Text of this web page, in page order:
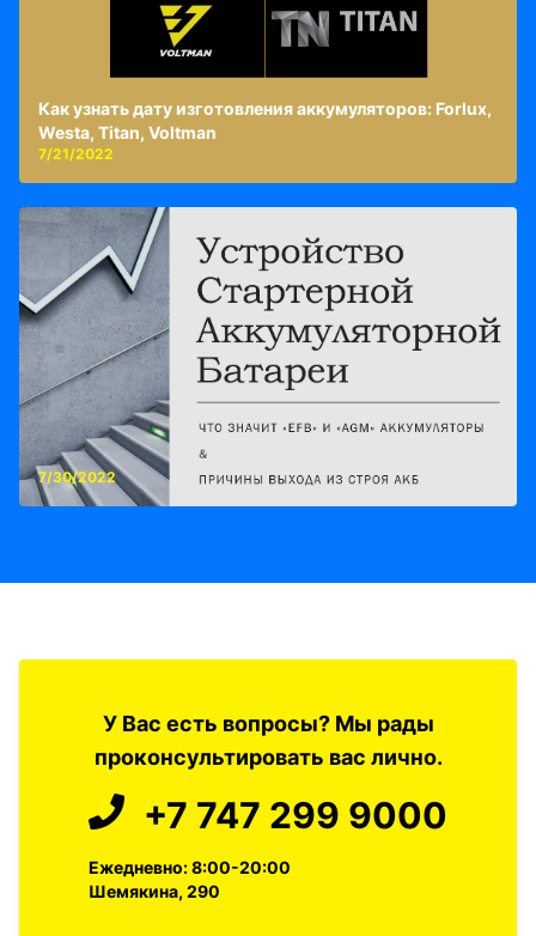
Как узнать дату изготовления аккумуляторов: Forlux,
Westa, Titan, Voltman
7/21/2022
7/30/2022
У Вас есть вопросы? Мы рады
проконсультировать вас лично.
+7 747 299 9000
Ежедневно: 8:00-20:00
Шемякина, 290